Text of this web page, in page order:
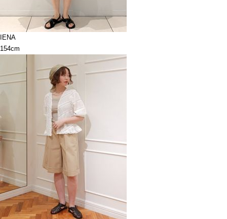
IENA
154cm